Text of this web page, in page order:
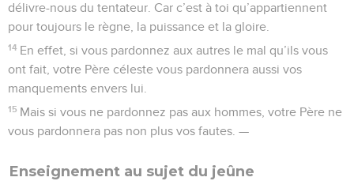
délivre-nous du tentateur. Car c’est à toi qu’appartiennent
pour toujours le règne, la puissance et la gloire.
14 En effet, si vous pardonnez aux autres le mal qu’ils vous
ont fait, votre Père céleste vous pardonnera aussi vos
manquements envers lui.
15 Mais si vous ne pardonnez pas aux hommes, votre Père ne
vous pardonnera pas non plus vos fautes. —
Enseignement au sujet du jeûne